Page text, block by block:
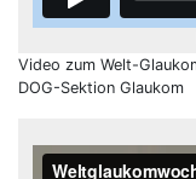
Video zum Welt-
DOG-Sektion Glaukom